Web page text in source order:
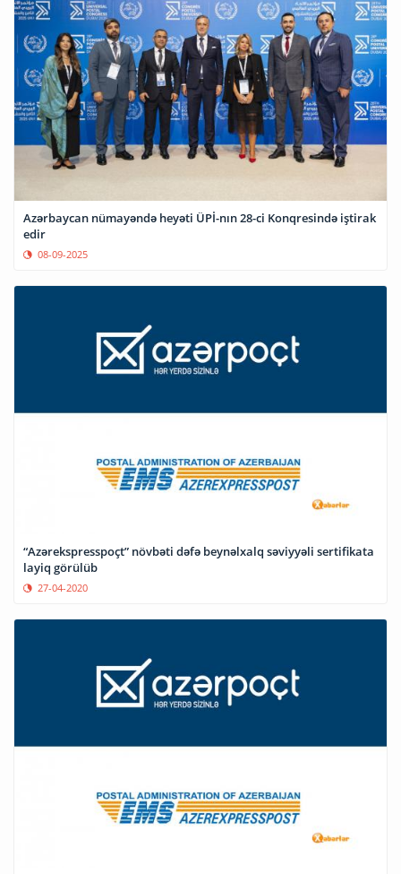
Azərbaycan nümayəndə heyəti ÜPİ-nın 28-ci Konqresində iştirak
edir
08-09-2025
“Azərekspresspoçt” növbəti dəfə beynəlxalq səviyyəli sertifikata
layiq görülüb
27-04-2020